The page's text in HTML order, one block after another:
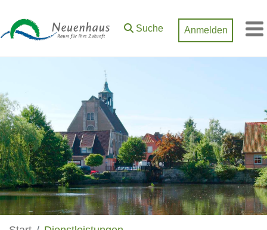
Suche Anmelden